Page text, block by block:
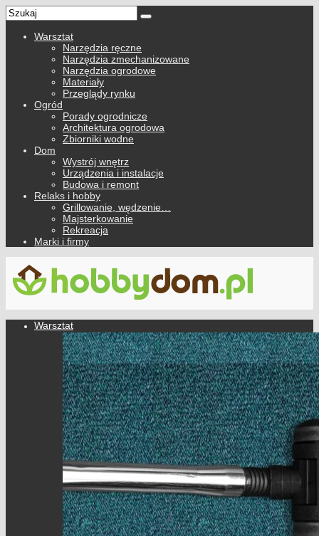
Warsztat
Narzędzia ręczne
Narzędzia zmechanizowane
Narzędzia ogrodowe
Materiały
Przeglądy rynku
Ogród
Porady ogrodnicze
Architektura ogrodowa
Zbiorniki wodne
Dom
Wystrój wnętrz
Urządzenia i instalacje
Budowa i remont
Relaks i hobby
Grillowanie, wędzenie…
Majsterkowanie
Rekreacja
Marki i firmy
Warsztat